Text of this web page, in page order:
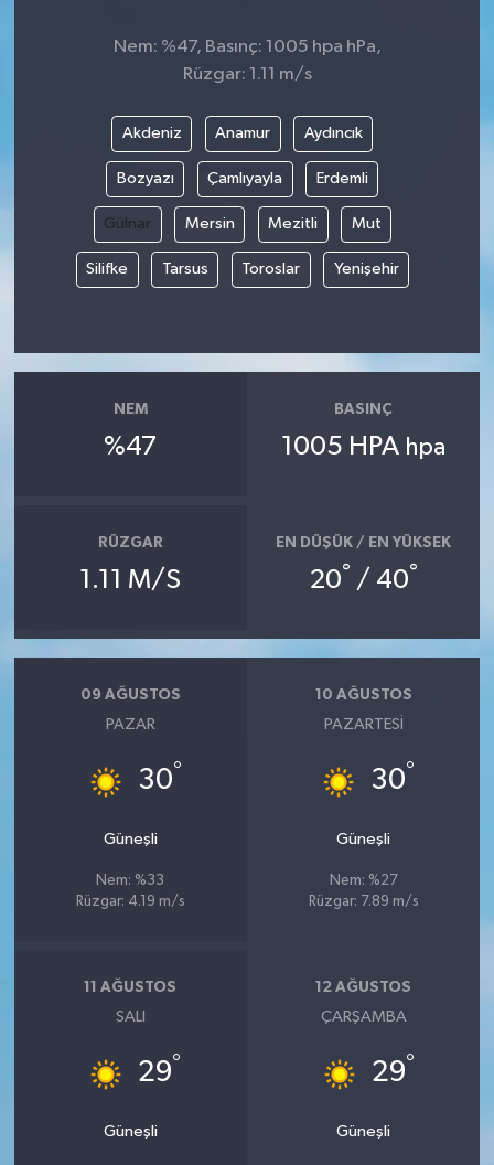
Nem: %47, Basınç: 1005 hpa hPa,
Rüzgar: 1.11 m/s
Akdeniz Anamur Aydıncık
Bozyazı Çamlıyayla Erdemli
Gülnar Mersin Mezitli Mut
Silifke Tarsus Toroslar Yenişehir
NEM
%47
BASINÇ
1005 HPA hpa
RÜZGAR
1.11 M/S
EN DÜŞÜK / EN YÜKSEK
20° / 40°
09 AĞUSTOS
PAZAR
30°
Güneşli
Nem: %33
Rüzgar: 4.19 m/s
10 AĞUSTOS
PAZARTESI
30°
Güneşli
Nem: %27
Rüzgar: 7.89 m/s
11 AĞUSTOS
SALI
29°
Güneşli
12 AĞUSTOS
ÇARŞAMBA
29°
Güneşli